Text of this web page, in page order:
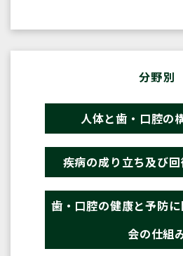
分野別
人体と歯・口腔の
疾病の成り立ち及び
歯・口腔の健康と予防
会の仕組